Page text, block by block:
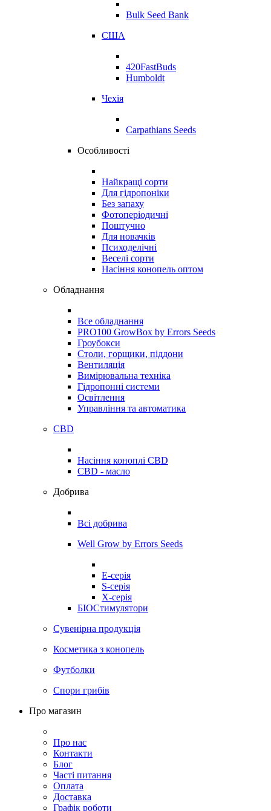
Bulk Seed Bank
США
420FastBuds
Humboldt
Чехія
Carpathians Seeds
Особливості
Найкращі сорти
Для гідропоніки
Без запаху
Фотоперіодичні
Поштучно
Для новачків
Психоделічні
Веселі сорти
Насіння конопель оптом
Обладнання
Все обладнання
PRO100 GrowBox by Errors Seeds
Гроубокси
Столи, горщики, піддони
Вентиляція
Вимірювальна техніка
Гідропонні системи
Освітлення
Управління та автоматика
CBD
Насіння коноплі CBD
CBD - масло
Добрива
Всі добрива
Well Grow by Errors Seeds
E-серія
S-серія
X-серія
БІОСтимулятори
Сувенірна продукція
Косметика з конопель
Футболки
Спори грибів
Про магазин
Про нас
Контакти
Блог
Часті питання
Оплата
Доставка
Графік роботи